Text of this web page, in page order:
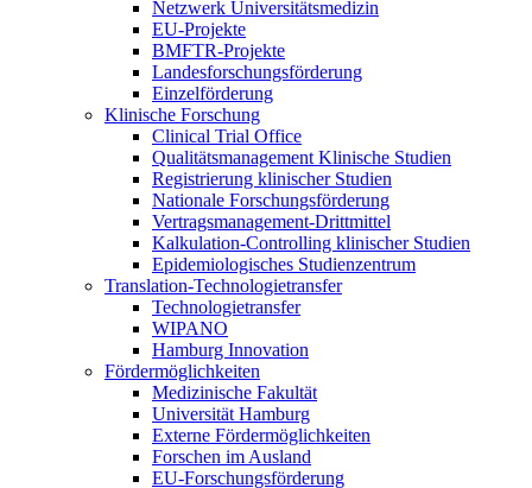
Netzwerk Universitätsmedizin
EU-Projekte
BMFTR-Projekte
Landesforschungsförderung
Einzelförderung
Klinische Forschung
Clinical Trial Office
Qualitätsmanagement Klinische Studien
Registrierung klinischer Studien
Nationale Forschungsförderung
Vertragsmanagement-Drittmittel
Kalkulation-Controlling klinischer Studien
Epidemiologisches Studienzentrum
Translation-Technologietransfer
Technologietransfer
WIPANO
Hamburg Innovation
Fördermöglichkeiten
Medizinische Fakultät
Universität Hamburg
Externe Fördermöglichkeiten
Forschen im Ausland
EU-Forschungsförderung